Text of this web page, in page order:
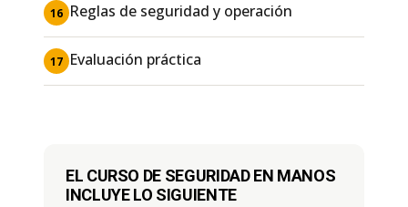
16 Reglas de seguridad y operación
17 Evaluación práctica
EL CURSO DE SEGURIDAD EN MANOS
INCLUYE LO SIGUIENTE